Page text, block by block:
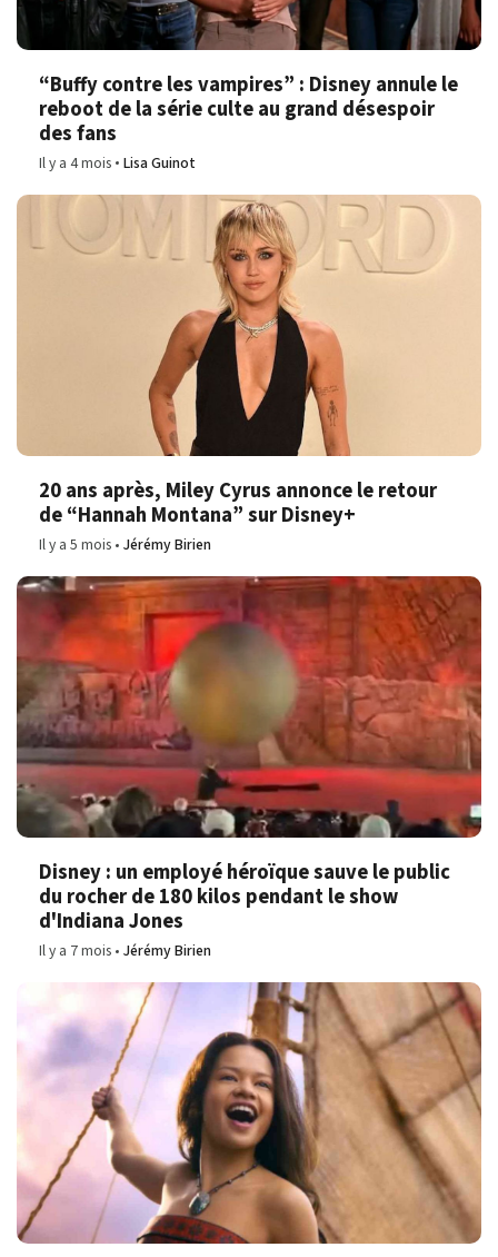
“Buffy contre les vampires” : Disney annule le
reboot de la série culte au grand désespoir
des fans
Il y a 4 mois Lisa Guinot
20 ans après, Miley Cyrus annonce le retour
de “Hannah Montana” sur Disney+
Il y a 5 mois Jérémy Birien
Disney : un employé héroïque sauve le public
du rocher de 180 kilos pendant le show
d'Indiana Jones
Il y a 7 mois Jérémy Birien